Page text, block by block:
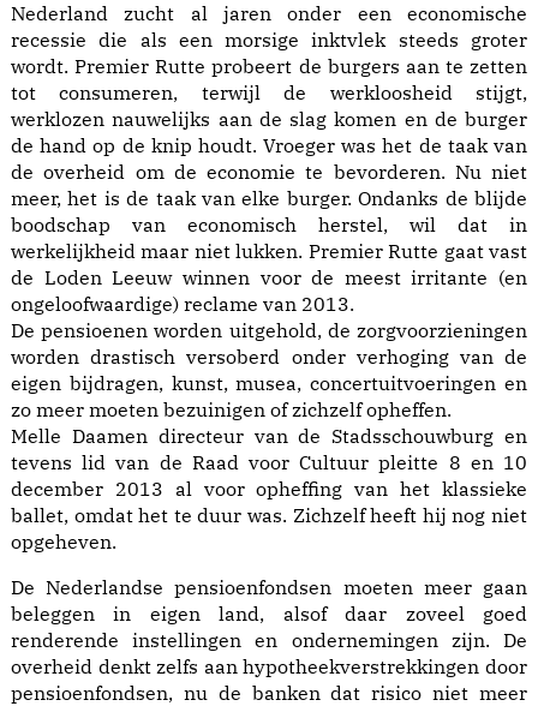
Nederland zucht al jaren onder een economische
recessie die als een morsige inktvlek steeds groter
wordt. Premier Rutte probeert de burgers aan te zetten
tot consumeren, terwijl de werkloosheid stijgt,
werklozen nauwelijks aan de slag komen en de burger
de hand op de knip houdt. Vroeger was het de taak van
de overheid om de economie te bevorderen. Nu niet
meer, het is de taak van elke burger. Ondanks de blijde
boodschap van economisch herstel, wil dat in
werkelijkheid maar niet lukken. Premier Rutte gaat vast
de Loden Leeuw winnen voor de meest irritante (en
ongeloofwaardige) reclame van 2013.
De pensioenen worden uitgehold, de zorgvoorzieningen
worden drastisch versoberd onder verhoging van de
eigen bijdragen, kunst, musea, concertuitvoeringen en
zo meer moeten bezuinigen of zichzelf opheffen.
Melle Daamen directeur van de Stadsschouwburg en
tevens lid van de Raad voor Cultuur pleitte 8 en 10
december 2013 al voor opheffing van het klassieke
ballet, omdat het te duur was. Zichzelf heeft hij nog niet
opgeheven.
De Nederlandse pensioenfondsen moeten meer gaan
beleggen in eigen land, alsof daar zoveel goed
renderende instellingen en ondernemingen zijn. De
overheid denkt zelfs aan hypotheekverstrekkingen door
pensioenfondsen, nu de banken dat risico niet meer